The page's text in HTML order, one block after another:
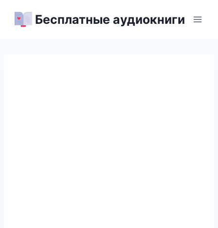
Бесплатные аудиокниги